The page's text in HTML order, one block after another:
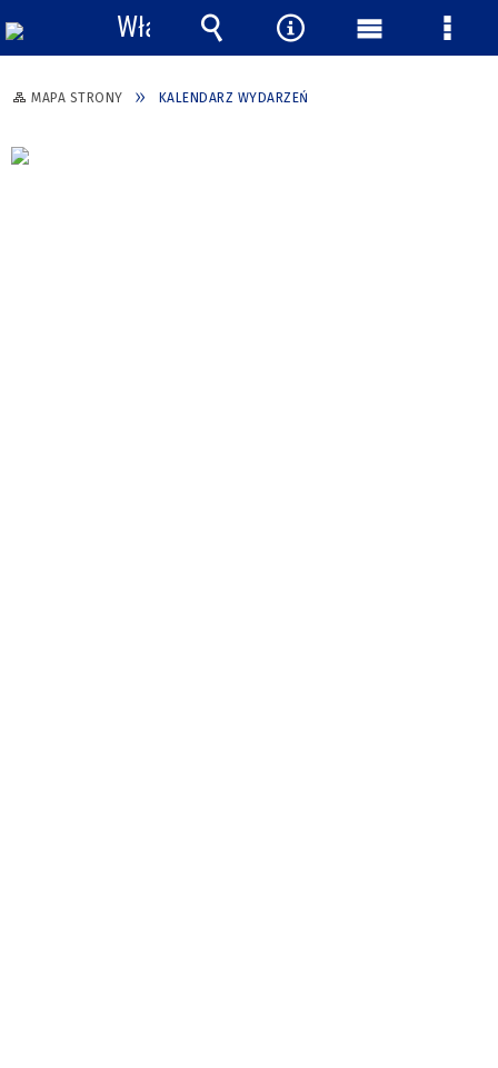
MAPA STRONY KALENDARZ WYDARZEŃ
Włącz
powiadomienia
Wyszukiwarka
Narzędzia
Menu Menu